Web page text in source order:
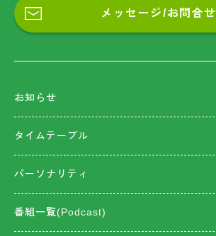
メッセージ/お問合せ
お知らせ
タイムテーブル
パーソナリティ
番組一覧(Podcast)